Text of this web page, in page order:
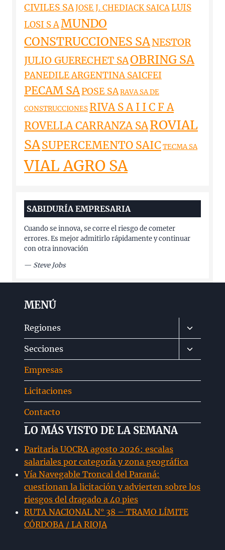
CIVILES SAJOSE J. CHEDIACK SAICALUIS
LOSI S AMUNDO
CONSTRUCCIONES SANESTOR
JULIO GUERECHET SAOBRING SA
PANEDILE ARGENTINA SAICFEI
PECAM SAPOSE SARAVA SA DE
CONSTRUCCIONES RIVA S A I I C F A
ROVELLA CARRANZA SAROVIAL
SASUPERCEMENTO SAIC TECMA SA
VIAL AGRO SA
SABIDURÍA EMPRESARIA
Cuando se innova, se corre el riesgo de cometer
errores. Es mejor admitirlo rápidamente y continuar
con otra innovación
— Steve Jobs
MENÚ
Regiones
Alternar
menú
hijo
Secciones
Alternar
menú
Empresas
Licitaciones
Contacto
LO MÁS VISTO DE LA SEMANA
Paritaria UOCRA agosto 2026: escalas
salariales por categoría y zona geográfica
Vía Navegable Troncal del Paraná:
cuestionan la licitación y advierten sobre los
riesgos del dragado a 40 pies
RUTA NACIONAL N° 38 – TRAMO LÍMITE
CÓRDOBA / LA RIOJA